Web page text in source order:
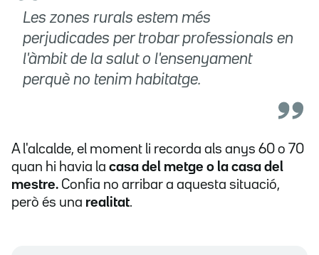
Les zones rurals estem més
perjudicades per trobar professionals en
l'àmbit de la salut o l'ensenyament
perquè no tenim habitatge.
A l'alcalde, el moment li recorda als anys 60 o 70
quan hi havia la casa del metge o la casa del
mestre. Confia no arribar a aquesta situació,
però és una realitat.